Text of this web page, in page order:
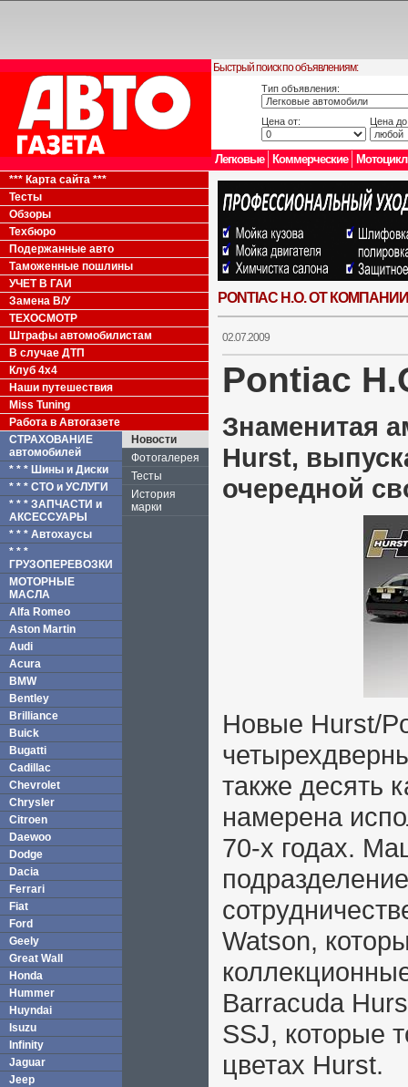
Быстрый поиск по объявлениям:
Тип объявления:
Цена от: Цена
Легковые Коммерческие
*** Карта сайта ***
Тесты
Обзоры
Техбюро
Подержанные авто
Таможенные пошлины
УЧЕТ В ГАИ
Замена В/У
ТЕХОСМОТР
Штрафы автомобилистам
В случае ДТП
Клуб 4x4
Наши путешествия
Miss Tuning
Работа в Автогазете
СТРАХОВАНИЕ
автомобилей
* * * Шины и Диски
* * * СТО и УСЛУГИ
* * * ЗАПЧАСТИ и
АКСЕССУАРЫ
* * * Автохаусы
* * *
ГРУЗОПЕРЕВОЗКИ
МОТОРНЫЕ
МАСЛА
Alfa Romeo
Aston Martin
Audi
Acura
BMW
Bentley
Brilliance
Buick
Bugatti
Cadillac
Chevrolet
Chrysler
Citroen
Daewoo
Dodge
Dacia
Ferrari
Fiat
Ford
Geely
Great Wall
Honda
Hummer
Huyndai
Isuzu
Infinity
Jaguar
Jeep
Новости
Фотогалерея
Тесты
История
марки
PONTIAC H.O. ОТ
02.07.2009
Pontiac
Знаменитая
Hurst,
очередной
Новые Hurst/
также десять
намерена
70-х годах.
Watson,
Barracuda
SSJ, которые
цветах Hurst.